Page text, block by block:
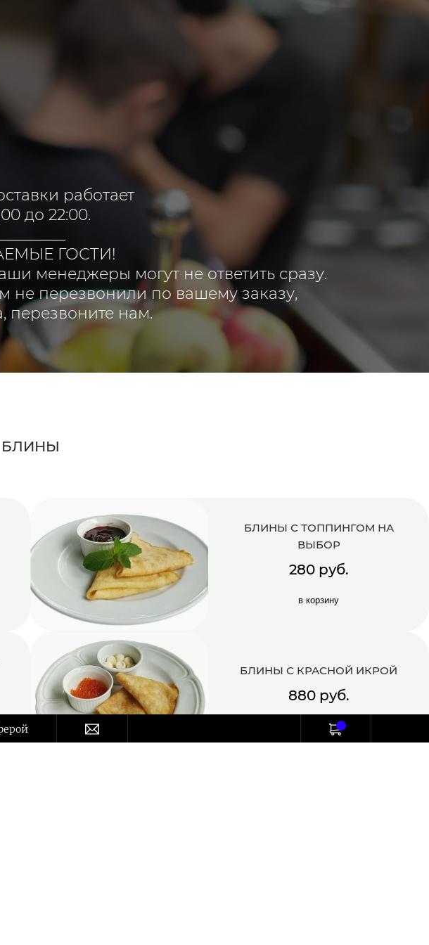
работает
до 22:00.
ГОСТИ!
менеджеры могут не ответить сразу.
не перезвонили по вашему заказу,
перезвоните нам.
БЛИНЫ
БЛИНЫ С ТОППИНГОМ НА
ВЫБОР
280 руб.
в корзину
БЛИНЫ С КРАСНОЙ ИКРОЙ
880 руб.
в корзину